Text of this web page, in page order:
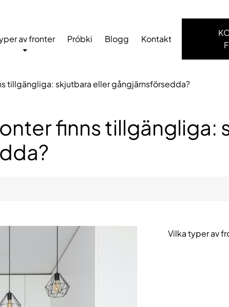
av fronter Próbki Blogg Kontakt
tillgängliga: skjutbara eller gångjärnsförsedda?
finns tillgängliga:
Vilka typer av